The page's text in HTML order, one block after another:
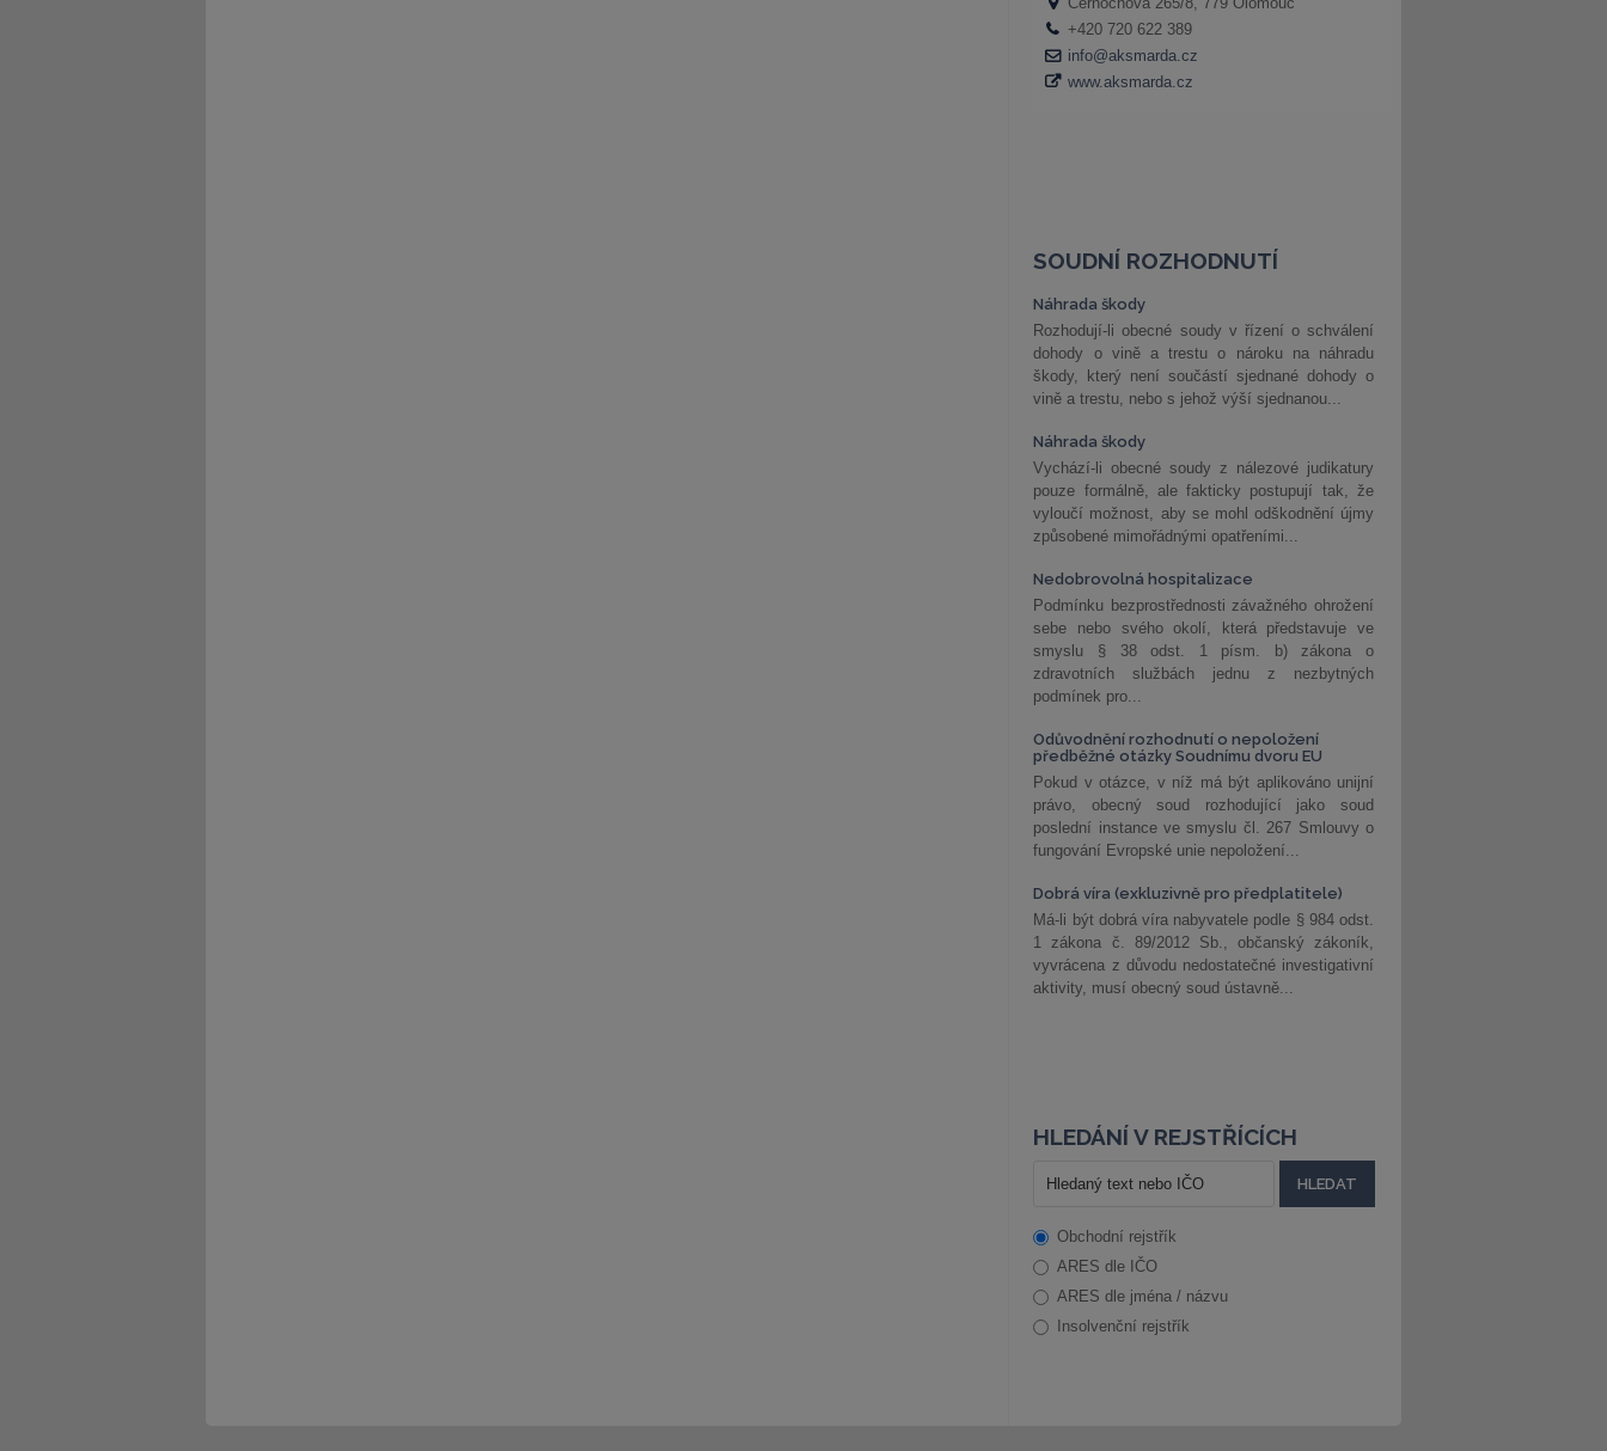
SOUDNÍ ROZHODNUTÍ
Náhrada škody
Rozhodují-li obecné soudy v řízení o schválení
dohody o vině a trestu o nároku na náhradu
škody, který není součástí sjednané dohody o
vině a trestu, nebo s jehož výší sjednanou...
Náhrada škody
Vychází-li obecné soudy z nálezové judikatury
pouze formálně, ale fakticky postupují tak, že
vyloučí možnost, aby se mohl odškodnění újmy
způsobené mimořádnými opatřeními...
Nedobrovolná hospitalizace
Podmínku bezprostřednosti závažného ohrožení
sebe nebo svého okolí, která představuje ve
smyslu § 38 odst. 1 písm. b) zákona o
zdravotních službách jednu z nezbytných
podmínek pro...
Odůvodnění rozhodnutí o nepoložení
předběžné otázky Soudnímu dvoru EU
Pokud v otázce, v níž má být aplikováno unijní
právo, obecný soud rozhodující jako soud
poslední instance ve smyslu čl. 267 Smlouvy o
fungování Evropské unie nepoložení...
Dobrá víra (exkluzivně pro předplatitele)
Má-li být dobrá víra nabyvatele podle § 984 odst.
1 zákona č. 89/2012 Sb., občanský zákoník,
vyvrácena z důvodu nedostatečné investigativní
aktivity, musí obecný soud ústavně...
HLEDÁNÍ V REJSTŘÍCÍCH
Obchodní rejstřík
ARES dle IČO
ARES dle jména / názvu
Insolvenční rejstřík